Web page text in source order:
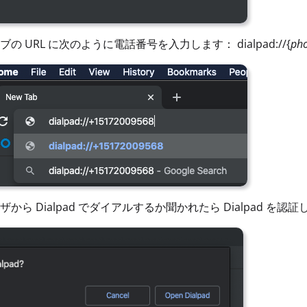
の URL に次のように電話番号を入力します： dialpad://{
から Dialpad でダイアルするか聞かれたら Dialpad を認証し